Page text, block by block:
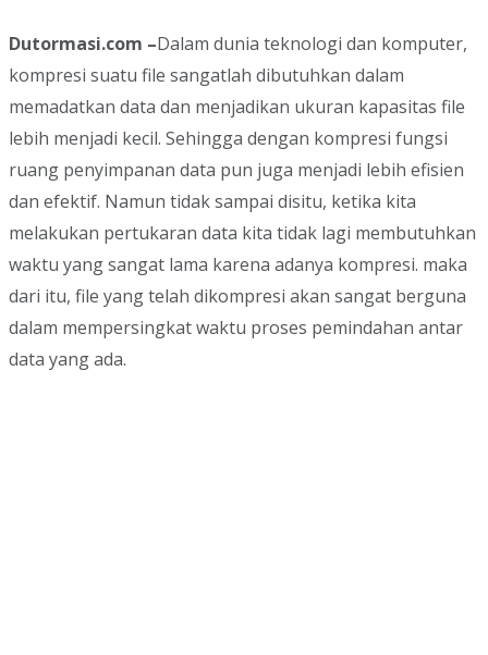
Dutormasi.com –Dalam dunia teknologi dan komputer,
kompresi suatu file sangatlah dibutuhkan dalam
memadatkan data dan menjadikan ukuran kapasitas file
lebih menjadi kecil. Sehingga dengan kompresi fungsi
ruang penyimpanan data pun juga menjadi lebih efisien
dan efektif. Namun tidak sampai disitu, ketika kita
melakukan pertukaran data kita tidak lagi membutuhkan
waktu yang sangat lama karena adanya kompresi. maka
dari itu, file yang telah dikompresi akan sangat berguna
dalam mempersingkat waktu proses pemindahan antar
data yang ada.